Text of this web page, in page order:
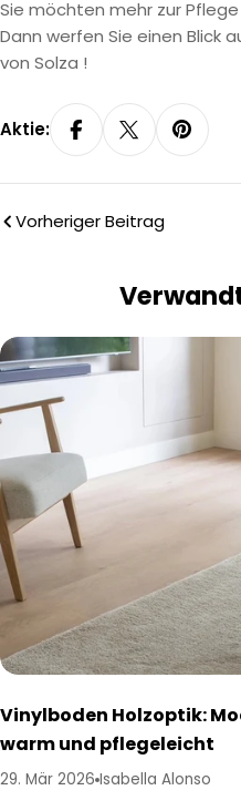
Sie möchten mehr zur
Dann werfen Sie einen Blick
von Solza !
Aktie:
Vorheriger Beitrag
Vinylboden Holzoptik:
warm und pflegeleicht
29. Mär 2026 Isabella Alonso